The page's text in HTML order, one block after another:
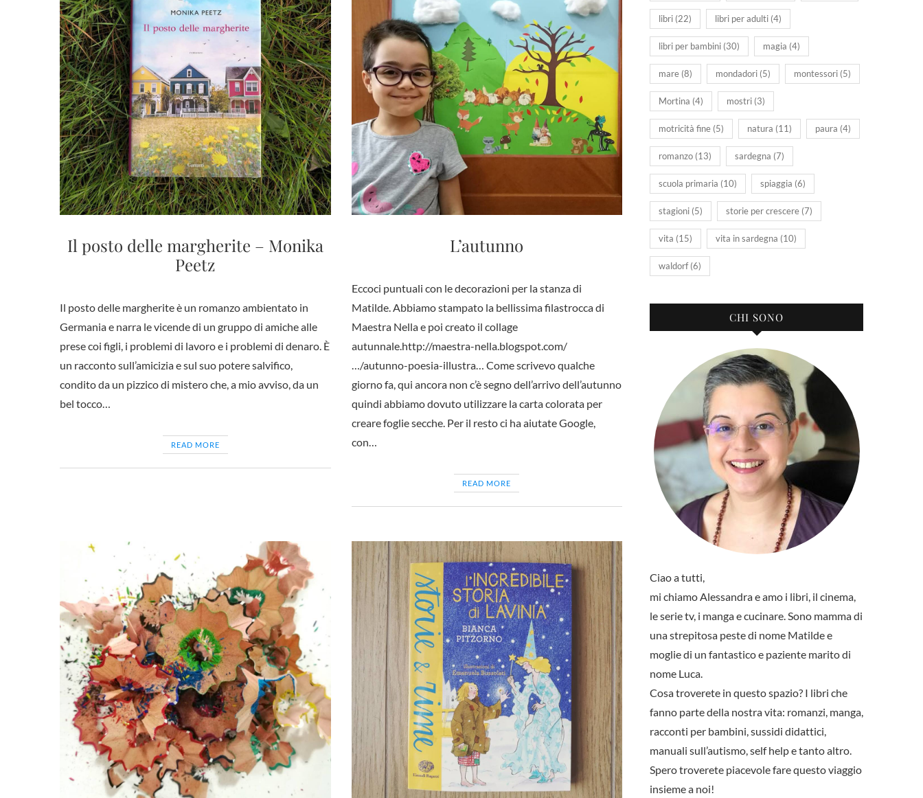
Il posto delle margherite – Monika
Peetz
Il posto delle margherite è un romanzo ambientato in
Germania e narra le vicende di un gruppo di amiche alle
prese coi figli, i problemi di lavoro e i problemi di denaro. È
un racconto sull’amicizia e sul suo potere salvifico,
condito da un pizzico di mistero che, a mio avviso, da un
bel tocco…
READ MORE
L’autunno
Eccoci puntuali con le decorazioni per la stanza di
Matilde. Abbiamo stampato la bellissima filastrocca di
Maestra Nella e poi creato il collage
autunnale.http://maestra-nella.blogspot.com/
…/autunno-poesia-illustra… Come scrivevo qualche
giorno fa, qui ancora non c’è segno dell’arrivo dell’autunno
quindi abbiamo dovuto utilizzare la carta colorata per
creare foglie secche. Per il resto ci ha aiutate Google,
con…
READ MORE
libri (22) libri per adulti (4)
libri per bambini (30) magia (4)
mare (8) mondadori (5) montessori (5)
Mortina (4) mostri (3)
motricità fine (5) natura (11) paura (4)
romanzo (13) sardegna (7)
scuola primaria (10) spiaggia (6)
stagioni (5) storie per crescere (7)
vita (15) vita in sardegna (10)
waldorf(6)
CHI SONO
Ciao a tutti,
mi chiamo Alessandra e amo i libri, il cinema,
le serie tv, i manga e cucinare. Sono mamma di
una strepitosa peste di nome Matilde e
moglie di un fantastico e paziente marito di
nome Luca.
Cosa troverete in questo spazio? I libri che
fanno parte della nostra vita: romanzi, manga,
racconti per bambini, sussidi didattici,
manuali sull’autismo, self help e tanto altro.
Spero troverete piacevole fare questo viaggio
insieme a noi!